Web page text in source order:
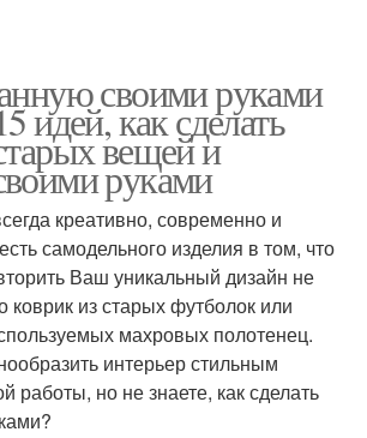
своими руками
идей, как сделать
вещей и
руками
креативно, современно и
самодельного изделия в том, что
Ваш уникальный дизайн не
коврик из старых футболок или
махровых полотенец.
интерьер стильным
работы, но не знаете, как сделать